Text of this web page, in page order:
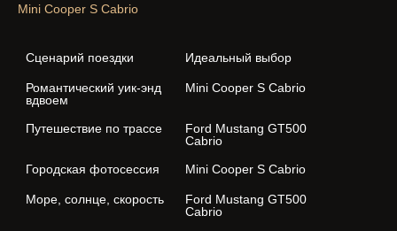
Mini Cooper S Cabrio
Сценарий поездки Идеальный выбор
Романтический уик-энд
вдвоем
Mini Cooper S Cabrio
Путешествие по трассе
Ford Mustang GT500
Cabrio
Городская фотосессия
Mini Cooper S Cabrio
Море, солнце, скорость
Ford Mustang GT500
Cabrio